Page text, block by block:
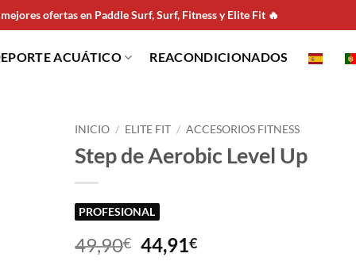
ofertas en Paddle Surf, Surf, Fitness y Elite Fit 🔥
ACUÁTICO REACONDICIONADOS
INICIO / ELITE FIT / ACCESORIOS FITNESS
Step de Aerobic Level Up
PROFESIONAL
49,90€ 44,91€